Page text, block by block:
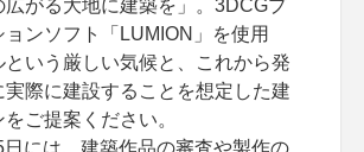
広がる大地に建築を」。3DCGプ
ョンソフト「LUMION」を使用
という厳しい気候と、これから発
実際に建設することを想定した建
ご提案ください。
には、建築作品の審査や製作の